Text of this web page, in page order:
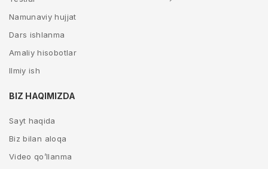
Namunaviy hujjat
Dars ishlanma
Amaliy hisobotlar
Ilmiy ish
BIZ HAQIMIZDA
Sayt haqida
Biz bilan aloqa
Video qo’llanma